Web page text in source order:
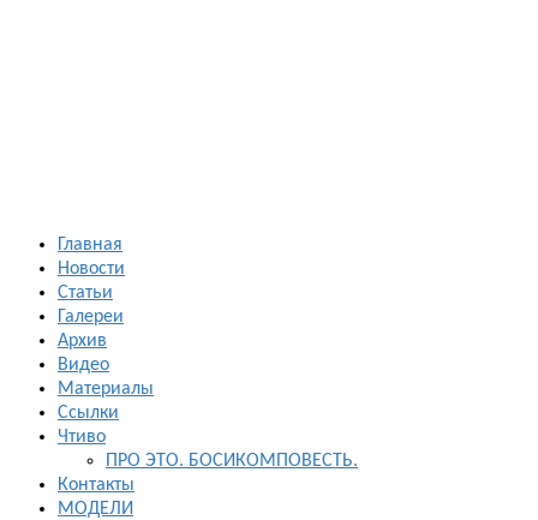
Главная
Новости
Статьи
Галереи
Архив
Видео
Материалы
Ссылки
Чтиво
ПРО ЭТО. БОСИКОМПОВЕСТЬ.
Контакты
МОДЕЛИ